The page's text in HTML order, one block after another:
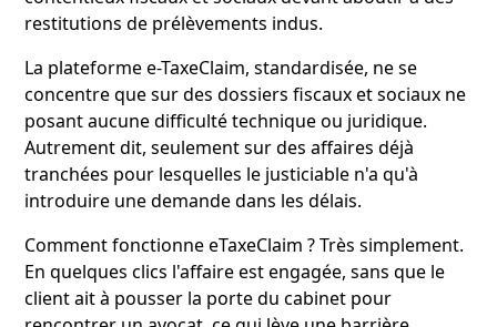
restitutions de prélèvements indus.
La plateforme e-TaxeClaim, standardisée, ne se
concentre que sur des dossiers fiscaux et sociaux ne
posant aucune difficulté technique ou juridique.
Autrement dit, seulement sur des affaires déjà
tranchées pour lesquelles le justiciable n'a qu'à
introduire une demande dans les délais.
Comment fonctionne eTaxeClaim ? Très simplement.
En quelques clics l'affaire est engagée, sans que le
client ait à pousser la porte du cabinet pour